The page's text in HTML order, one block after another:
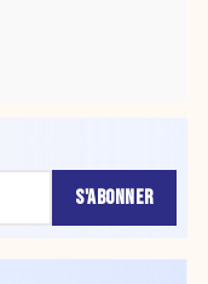
S'ABONNER